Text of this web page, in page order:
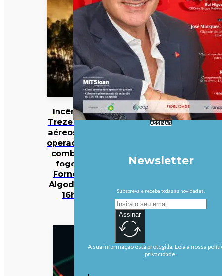
Incêndios:
Treze meios
aéreos e 301
operacionais
combatem
fogo em
Fornos de
Algodres às
16h50
ASSINAR
Newsletter
Subscreva e receba todas as novidades.
Assinar
A sua informação está protegida. Leia a nossa
privacidade.